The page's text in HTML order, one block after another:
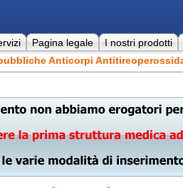
Pagina legale
I nostri prodotti
Anticorpi